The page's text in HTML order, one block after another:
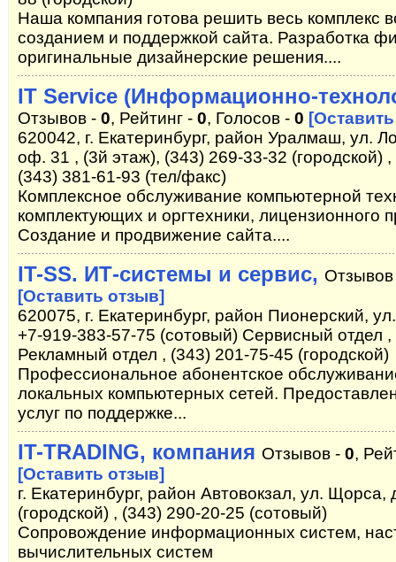
Наша компания готова решить весь комплекс
созданием и поддержкой сайта. Разработка
оригинальные дизайнерские решения....
IT Service (Информационно-
Отзывов - 0, Рейтинг - 0, Голосов - 0
620042, г. Екатеринбург, район Уралмаш, ул.
оф. 31 , (3й этаж), (343) 269-33-32 (городской)
(343) 381-61-93 (тел/факс)
Комплексное обслуживание компьютерной
комплектующих и оргтехники, лицензионного
Создание и продвижение сайта....
IT-SS. ИТ-системы и сервис,
[Оставить отзыв]
620075, г. Екатеринбург, район Пионерский,
+7-919-383-57-75 (сотовый) Сервисный отдел
Рекламный отдел , (343) 201-75-45 (городской)
Профессиональное абонентское
локальных компьютерных сетей.
услуг по поддержке...
IT-TRADING, компания Отзывов - 0,
[Оставить отзыв]
г. Екатеринбург, район Автовокзал, ул.
(городской) , (343) 290-20-25 (сотовый)
Сопровождение информационных систем,
вычислительных систем